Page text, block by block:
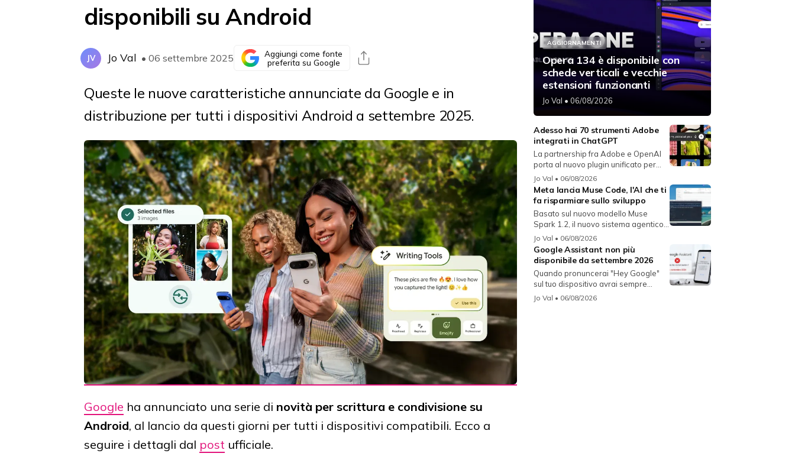
disponibili su Android
JV Jo Val • 06 settembre 2025
Aggiungi come fonte
preferita su Google
Queste le nuove caratteristiche annunciate da Google e in
distribuzione per tutti i dispositivi Android a settembre 2025.
Google ha annunciato una serie di novità per scrittura e condivisione su
Android, al lancio da questi giorni per tutti i dispositivi compatibili. Ecco a
seguire i dettagli dal post ufficiale.
AGGIORNAMENTI
Opera 134 è disponibile con
schede verticali e vecchie
estensioni funzionanti
Jo Val • 06/08/2026
Adesso hai 70 strumenti Adobe
integrati in ChatGPT
La partnership fra Adobe e OpenAI
porta al nuovo plugin unificato per...
Jo Val • 06/08/2026
Meta lancia Muse Code, l'AI che ti
fa risparmiare sullo sviluppo
Basato sul nuovo modello Muse
Spark 1.2, il nuovo sistema agentico
fun...
Jo Val • 06/08/2026
Google Assistant non più
disponibile da settembre 2026
Quando pronuncerai "Hey Google"
sul tuo dispositivo avrai sempre
Gemin...
Jo Val • 06/08/2026